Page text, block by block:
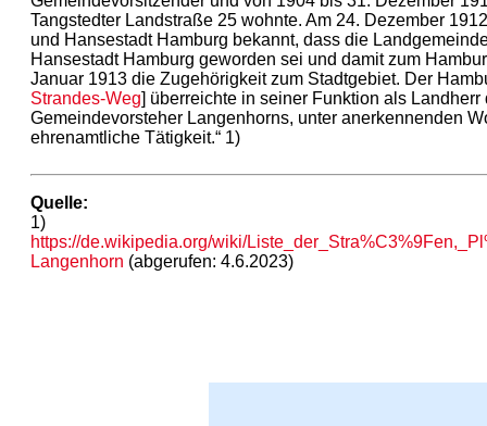
Tangstedter Landstraße 25 wohnte. Am 24. Dezember
und Hansestadt Hamburg bekannt, dass die
Hansestadt Hamburg geworden sei und damit zum
Januar 1913 die Zugehörigkeit zum Stadtgebiet. Der
Strandes-Weg] überreichte in seiner Funktion als
Gemeindevorsteher Langenhorns, unter anerkennenden
ehrenamtliche Tätigkeit.“ 1)
Quelle:
1)
https://de.wikipedia.org/wiki/
Langenhorn (abgerufen: 4.6.2023)